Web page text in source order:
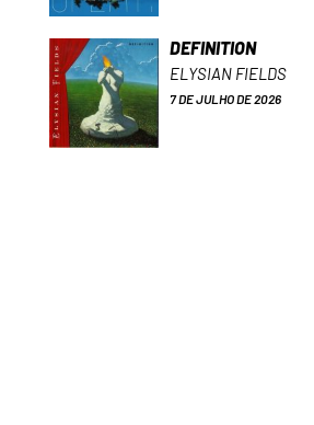
DEFINITION
ELYSIAN FIELDS
7 DE JULHO DE 2026